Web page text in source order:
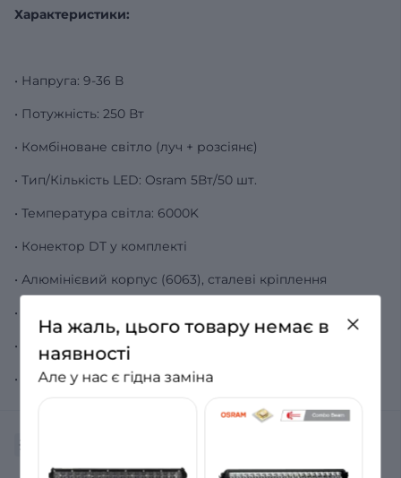
Характеристики:
• Напруга: 9-36 В
• Потужність: 250 Вт
• Комбіноване світло (луч + розсіянє)
• Тип/Кількість LED: Osram 5Вт/50 шт.
• Температура світла: 6000K
• Конектор DT у комплекті
• Алюмінієвий корпус (6063), сталеві кріплення
• Вологозахист: IP 68
• Клапан для відведення вологи (MIL - Military standard)
• Розміри: 1338 х 46 х 48 мм (Д х В х Г)
На жаль, цього товару немає в
наявності
Але у нас є гідна заміна